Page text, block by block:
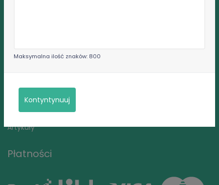
Maksymalna ilość znaków: 800
Kontyntynuuj
eDoktorzy
Współpraca dla lekarzy
Kontakt
Artykuły
Płatności